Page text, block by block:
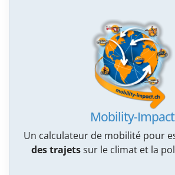
Mobility-Impact
Un calculateur de mobilité pour
des trajetssur le climat et la